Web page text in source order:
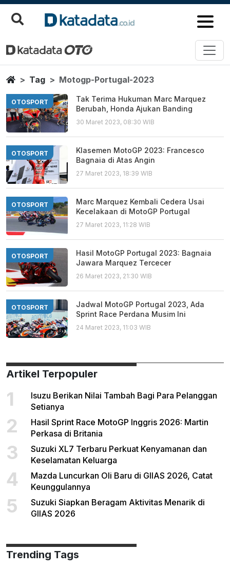
Motogp Portugal 2023
Berita Terbaru
HomeTag Motogp-Portugal-2023
OTOSPORT
Tak Terima Hukuman Marc Marquez
Berubah, Honda Ajukan Banding
30 Maret 2023, 08:30 WIB
OTOSPORT
Klasemen MotoGP 2023: Francesco
Bagnaia di Atas Angin
27 Maret 2023, 18:39 WIB
OTOSPORT
Marc Marquez Kembali Cedera Usai
Kecelakaan di MotoGP Portugal
27 Maret 2023, 11:28 WIB
OTOSPORT
Hasil MotoGP Portugal 2023: Bagnaia
Jawara Marquez Tercecer
26 Maret 2023, 21:30 WIB
OTOSPORT
Jadwal MotoGP Portugal 2023, Ada
Sprint Race Perdana Musim Ini
24 Maret 2023, 11:03 WIB
Artikel Terpopuler
1
Isuzu Berikan Nilai Tambah Bagi Para Pelanggan
Setianya
2
Hasil Sprint Race MotoGP Inggris 2026: Martin
Perkasa di Britania
3
Suzuki XL7 Terbaru Perkuat Kenyamanan dan
Keselamatan Keluarga
4
Mazda Luncurkan Oli Baru di GIIAS 2026, Catat
Keunggulannya
5
Suzuki Siapkan Beragam Aktivitas Menarik di
GIIAS 2026
Trending Tags